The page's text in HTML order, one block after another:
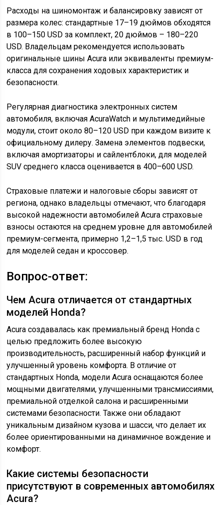
Расходы на шиномонтаж и балансировку зависят от
размера колес: стандартные 17–19 дюймов обходятся
в 100–150 USD за комплект, 20 дюймов – 180–220
USD. Владельцам рекомендуется использовать
оригинальные шины Acura или эквиваленты премиум-
класса для сохранения ходовых характеристик и
безопасности.
Регулярная диагностика электронных систем
автомобиля, включая AcuraWatch и мультимедийные
модули, стоит около 80–120 USD при каждом визите к
официальному дилеру. Замена элементов подвески,
включая амортизаторы и сайлентблоки, для моделей
SUV среднего класса оценивается в 400–600 USD.
Страховые платежи и налоговые сборы зависят от
региона, однако владельцы отмечают, что благодаря
высокой надежности автомобилей Acura страховые
взносы остаются на среднем уровне для автомобилей
премиум-сегмента, примерно 1,2–1,5 тыс. USD в год
для моделей седан и кроссовер.
Вопрос-ответ:
Чем Acura отличается от стандартных
моделей Honda?
Acura создавалась как премиальный бренд Honda с
целью предложить более высокую
производительность, расширенный набор функций и
улучшенный уровень комфорта. В отличие от
стандартных Honda, модели Acura оснащаются более
мощными двигателями, улучшенными трансмиссиями,
премиальной отделкой салона и расширенными
системами безопасности. Также они обладают
уникальным дизайном кузова и шасси, что делает их
более ориентированными на динамичное вождение и
комфорт.
Какие системы безопасности
присутствуют в современных автомобилях
Acura?